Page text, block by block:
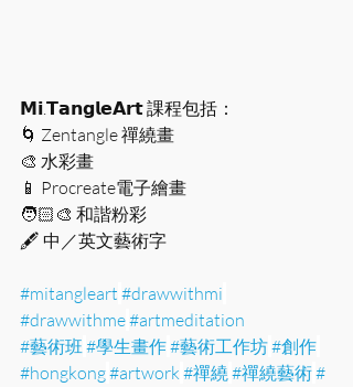
𝗠𝗶.𝗧𝗮𝗻𝗴𝗹𝗲𝗔𝗿𝘁 課程包括：
🌀 Zentangle 禪繞畫
🎨 水彩畫
📱 Procreate電子繪畫
🧑🏻‍🎨 和諧粉彩
🖋 中／英文藝術字
#mitangleart #drawwithmi
#drawwithme#artmeditation
#藝術班#學生畫作#藝術工作坊#創作
#hongkong#artwork#禪繞#禪繞藝術#